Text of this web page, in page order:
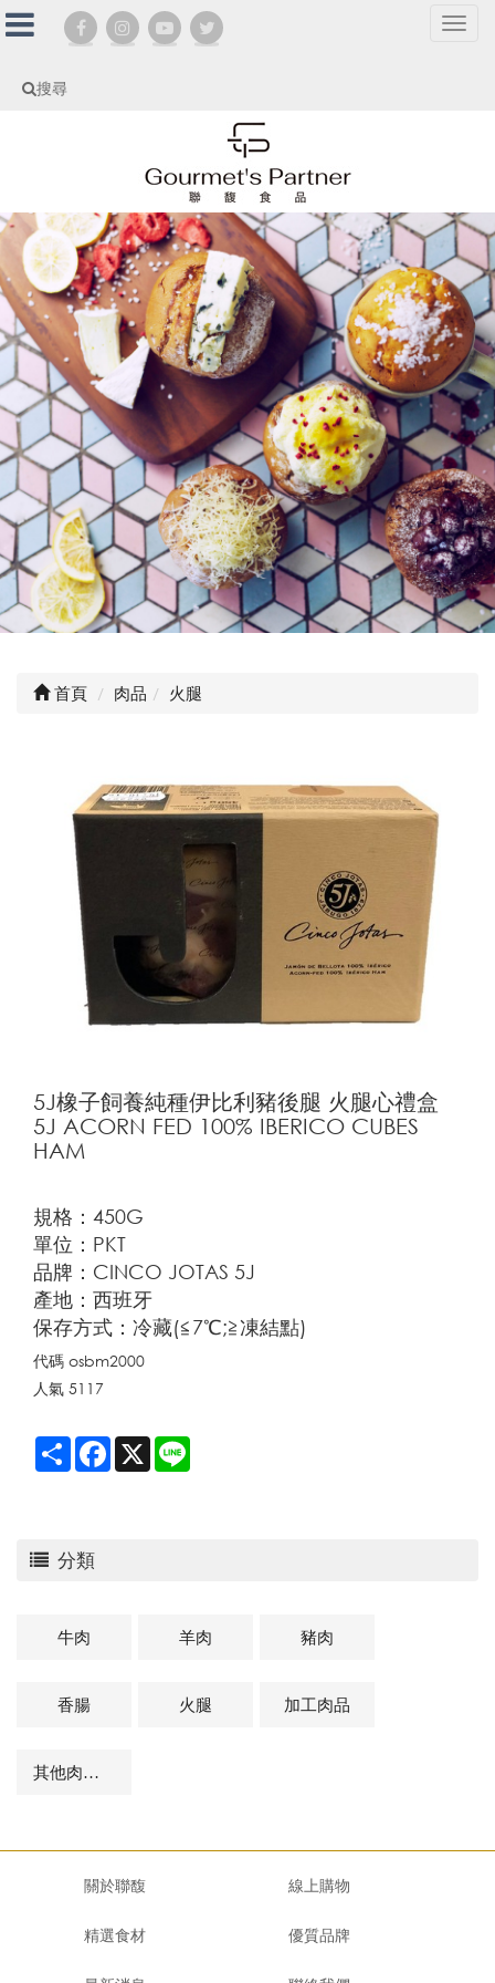
搜尋
選
分類
牛肉 羊肉 豬肉
香腸 火腿 加工肉品
其他肉品及相關商品
首頁 肉品 火腿
5J橡子飼養純種伊比利豬後腿 火腿心禮盒
5J ACORN FED 100% IBERICO CUBES
HAM
規格：450G
單位：PKT
品牌：CINCO JOTAS 5J
產地：西班牙
保存方式：冷藏(≦7℃;≧凍結點)
代碼 osbm2000
人氣 5117
Share Facebook
X
關於聯馥 線上購物
精選食材 優質品牌